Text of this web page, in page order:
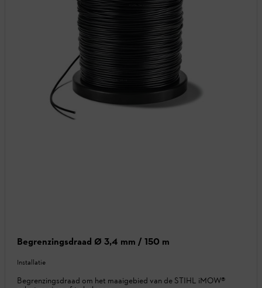
Begrenzingsdraad Ø 3,4 mm / 150 m
Installatie
Begrenzingsdraad om het maaigebied van de STIHL iMOW®